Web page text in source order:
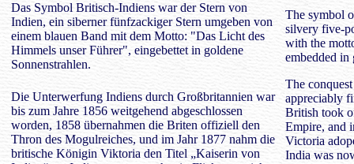
Das Symbol Britisch-Indiens war der Stern von
Indien, ein siberner fünfzackiger Stern umgeben von
einem blauen Band mit dem Motto: "Das Licht des
Himmels unser Führer", eingebettet in goldene
Sonnenstrahlen.
The symbol
silvery five-
with the
embedded in
Die Unterwerfung Indiens durch Großbritannien war
bis zum Jahre 1856 weitgehend abgeschlossen
worden, 1858 übernahmen die Briten offiziell den
Thron des Mogulreiches, und im Jahr 1877 nahm die
britische Königin Viktoria den Titel „Kaiserin von
The
appreciably
British took
Empire, and
Victoria
India was